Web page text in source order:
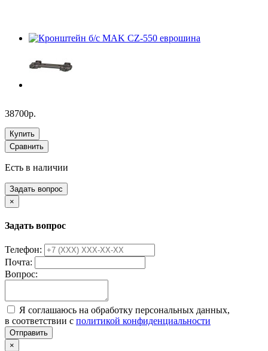
38700р.
Купить
Сравнить
Есть в наличии
Задать вопрос
×
Задать вопрос
Телефон:
Почта:
Вопрос:
Я соглашаюсь на обработку персональных данных,
в соответствии с политикой конфиденциальности
Отправить
×